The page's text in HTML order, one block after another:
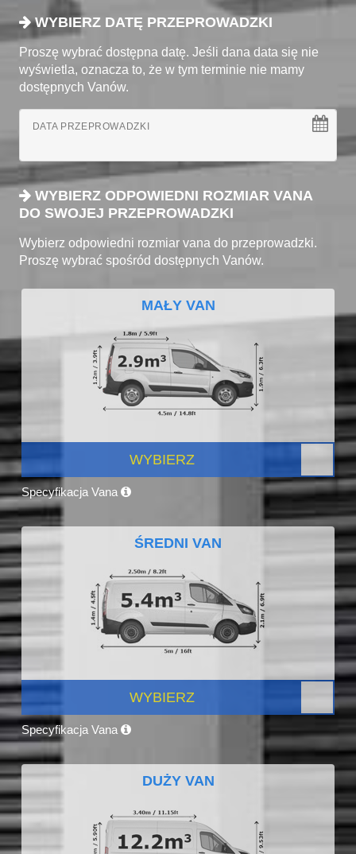
WYBIERZ DATĘ PRZEPROWADZKI
Proszę wybrać dostępna datę. Jeśli dana data się nie
wyświetla, oznacza to, że w tym terminie nie mamy
dostępnych Vanów.
DATA PRZEPROWADZKI
WYBIERZ ODPOWIEDNI ROZMIAR VANA
DO SWOJEJ PRZEPROWADZKI
Wybierz odpowiedni rozmiar vana do przeprowadzki.
Proszę wybrać spośród dostępnych Vanów.
MAŁY VAN
WYBIERZ
Specyfikacja Vana
ŚREDNI VAN
WYBIERZ
Specyfikacja Vana
DUŻY VAN